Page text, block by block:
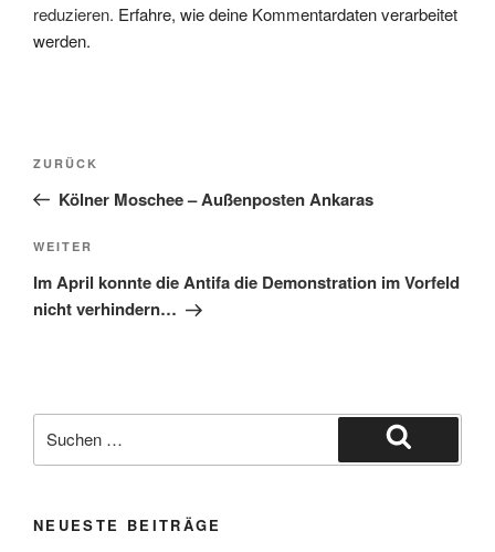
reduzieren. Erfahre, wie deine Kommentardaten verarbeitet
werden.
Beitragsnavigation
Vorheriger
Beitrag
ZURÜCK
Kölner Moschee – Außenposten Ankaras
Nächster
Beitrag
WEITER
Im April konnte die Antifa die Demonstration im Vorfeld
nicht verhindern…
nach:
Suchen
NEUESTE BEITRÄGE